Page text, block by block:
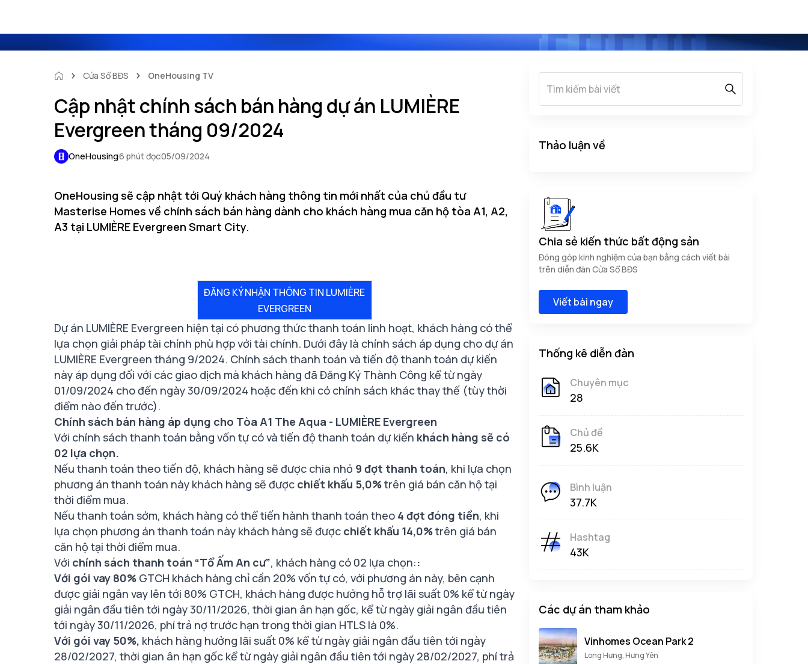
Cửa Sổ BĐS OneHousing TV
Cập nhật chính sách bán hàng dự án LUMIÈRE
Evergreen tháng 09/2024
OneHousing6 phút đọc05/09/2024
OneHousing sẽ cập nhật tới Quý khách hàng thông tin mới nhất của chủ đầu tư
Masterise Homes về chính sách bán hàng dành cho khách hàng mua căn hộ tòa A1, A2,
A3 tại LUMIÈRE Evergreen Smart City.
ĐĂNG KÝ NHẬN THÔNG TIN LUMIÈRE
EVERGREEN
Dự án LUMIÈRE Evergreen hiện tại có phương thức thanh toán linh hoạt, khách hàng có thể
lựa chọn giải pháp tài chính phù hợp với tài chính. Dưới đây là chính sách áp dụng cho dự án
LUMIÈRE Evergreen tháng 9/2024. Chính sách thanh toán và tiến độ thanh toán dự kiến
này áp dụng đối với các giao dịch mà khách hàng đã Đăng Ký Thành Công kể từ ngày
01/09/2024 cho đến ngày 30/09/2024 hoặc đến khi có chính sách khác thay thế (tùy thời
điểm nào đến trước).
Chính sách bán hàng áp dụng cho Tòa A1 The Aqua - LUMIÈRE Evergreen
Với chính sách thanh toán bằng vốn tự có và tiến độ thanh toán dự kiến khách hàng sẽ có
02 lựa chọn.
Nếu thanh toán theo tiến độ, khách hàng sẽ được chia nhỏ 9 đợt thanh toán, khi lựa chọn
phương án thanh toán này khách hàng sẽ được chiết khấu 5,0%trên giá bán căn hộ tại
thời điểm mua.
Nếu thanh toán sớm, khách hàng có thể tiến hành thanh toán theo 4 đợt đóng tiền, khi
lựa chọn phương án thanh toán này khách hàng sẽ được chiết khấu 14,0%trên giá bán
căn hộ tại thời điểm mua.
Với chính sách thanh toán “Tổ Ấm An cư”, khách hàng có 02 lựa chọn::
Với gói vay 80% GTCH khách hàng chỉ cần 20% vốn tự có, với phương án này, bên cạnh
được giải ngân vay lên tới 80% GTCH, khách hàng được hưởng hỗ trợ lãi suất 0% kể từ ngày
giải ngân đầu tiên tới ngày 30/11/2026, thời gian ân hạn gốc, kể từ ngày giải ngân đầu tiên
tới ngày 30/11/2026, phí trả nợ trước hạn trong thời gian HTLS là 0%.
Với gói vay 50%, khách hàng hưởng lãi suất 0% kể từ ngày giải ngân đầu tiên tới ngày
28/02/2027, thời gian ân hạn gốc kể từ ngày giải ngân đầu tiên tới ngày 28/02/2027, phí trả
Thảo luận về
Chia sẻ kiến thức bất động sản
Đóng góp kinh nghiệm của bạn bằng cách viết bài
trên diễn đàn Cửa Sổ BĐS
Viết bài ngay
Thống kê diễn đàn
Chuyên mục
28
Chủ đề
25.6K
Bình luận
37.7K
Hashtag
43K
Các dự án tham khảo
Vinhomes Ocean Park 2
Long Hưng, Hưng Yên